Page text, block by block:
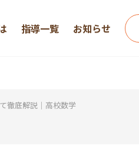
指導一覧 お知らせ
徹底解説｜高校数学